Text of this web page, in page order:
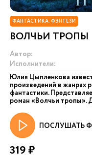
ФАНТАСТИКА. ФЭНТЕЗИ
ВОЛЧЬИ ТРОПЫ
Автор:
Исполнители:
Юлия Цыпленкова
произведений в жанрах
фантастики.
роман «Волчьи тропы».
ПОСЛУШАТЬ
319 ₽